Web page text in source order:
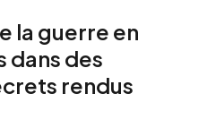
la guerre en
dans des
rendus